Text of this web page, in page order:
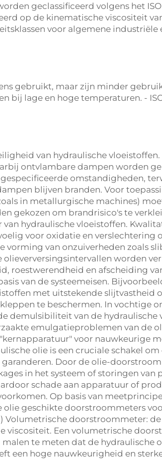
geclassificeerd volgens het ISO
op de kinematische viscositeit
voor algemene
gebruikt, maar zijn minder
bij lage en hoge temperaturen. - ISO
van hydraulische
ontvlambare dampen worden
omstandigheden,
blijven branden. Voor
in metallurgische machines)
gekozen om brandrisico's te
hydraulische vloeistoffen.
voor oxidatie en verslechtering
van onzuiverheden zoals
worden
roestwerendheid en afscheiding
van de systeemeisen.
met uitstekende slijtvastheid
te beschermen. In vochtige
demulsibiliteit van de hydraulische
emulgatieproblemen van de
voor nauwkeurige
olie is een cruciale schakel om
Door de olie-
in het systeem of storingen van
schade aan apparatuur of
Op basis van
olie geschikte doorstroommeters
Volumetrische doorstroommeter: de
viscositeit. Een volumetrische
te meten dat de hydraulische
een hoge nauwkeurigheid en